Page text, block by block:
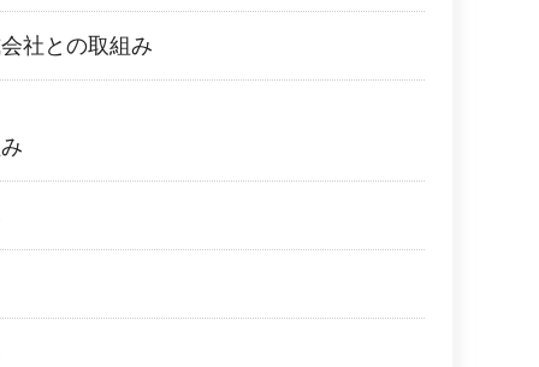
社との取組み